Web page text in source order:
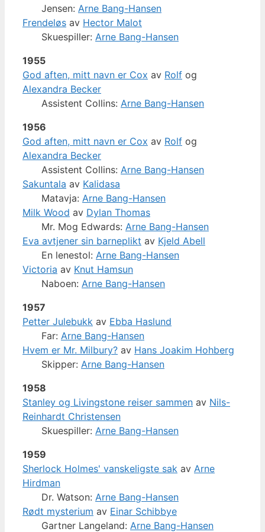
Jensen: Arne Bang-Hansen
Frendeløs av Hector Malot
Skuespiller: Arne Bang-Hansen
1955
God aften, mitt navn er Cox av Rolf og
Alexandra Becker
Assistent Collins: Arne Bang-Hansen
1956
God aften, mitt navn er Cox av Rolf og
Alexandra Becker
Assistent Collins: Arne Bang-Hansen
Sakuntala av Kalidasa
Matavja: Arne Bang-Hansen
Milk Wood av Dylan Thomas
Mr. Mog Edwards: Arne Bang-Hansen
Eva avtjener sin barneplikt av Kjeld Abell
En lenestol: Arne Bang-Hansen
Victoria av Knut Hamsun
Naboen: Arne Bang-Hansen
1957
Petter Julebukk av Ebba Haslund
Far: Arne Bang-Hansen
Hvem er Mr. Milbury? av Hans Joakim Hohberg
Skipper: Arne Bang-Hansen
1958
Stanley og Livingstone reiser sammen av Nils-
Reinhardt Christensen
Skuespiller: Arne Bang-Hansen
1959
Sherlock Holmes' vanskeligste sak av Arne
Hirdman
Dr. Watson: Arne Bang-Hansen
Rødt mysterium av Einar Schibbye
Gartner Langeland: Arne Bang-Hansen